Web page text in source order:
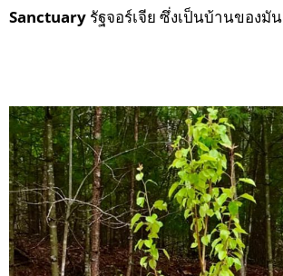
Sanctuary รัฐจอร์เจีย ซึ่งเป็นบ้านของมัน